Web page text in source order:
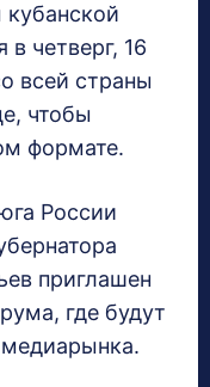
четверг, 16
всей страны
чтобы
формате.
России
приглашен
где будут